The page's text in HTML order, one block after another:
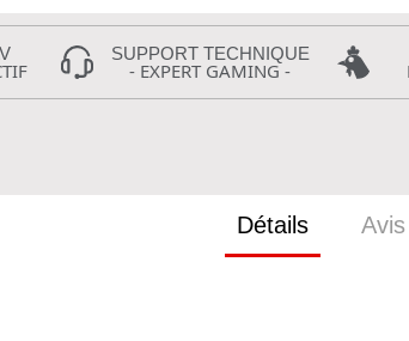
SUPPORT TECHNIQUE
- EXPERT GAMING -
Détails